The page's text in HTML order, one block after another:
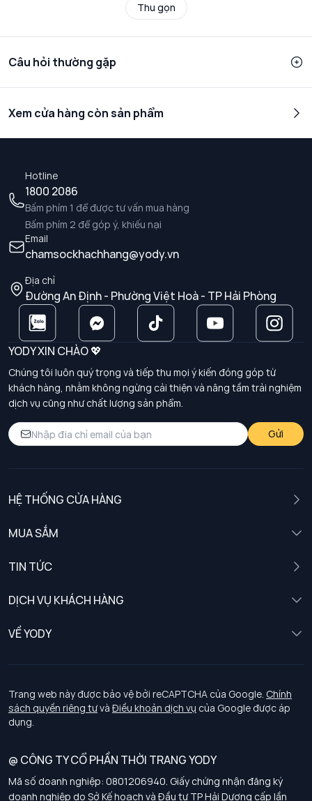
Thu gọn
Câu hỏi thường gặp
Xem cửa hàng còn sản phẩm
Hotline
1800 2086
Bấm phím 1 để được tư vấn mua hàng
Bấm phím 2 để góp ý, khiếu nại
Email
chamsockhachhang@yody.vn
Địa chỉ
Đường An Định - Phường Việt Hoà - TP Hải Phòng
YODY XIN CHÀO 💖
Chúng tôi luôn quý trọng và tiếp thu mọi ý kiến đóng góp từ
khách hàng, nhằm không ngừng cải thiện và nâng tầm trải nghiệm
dịch vụ cũng như chất lượng sản phẩm.
Gửi
HỆ THỐNG CỬA HÀNG
MUA SẮM
TIN TỨC
DỊCH VỤ KHÁCH HÀNG
Chính sách khách hàng thân thiết
Chính sách bảo vệ dữ liệu cá nhân
Chính sách thanh toán, giao nhận
Chính sách chất lượng và an toàn sức khoẻ nghề nghiệp
Chính sách đơn đồng phục
VỀ YODY
Tuyển dụng
Trang web này được bảo vệ bởi reCAPTCHA của Google. Chính
sách quyền riêng tưvà Điều khoản dịch vụ của Google được áp
dụng.
@ CÔNG TY CỔ PHẦN THỜI TRANG YODY
Mã số doanh nghiệp: 0801206940. Giấy chứng nhận đăng ký
doanh nghiệp do Sở Kế hoạch và Đầu tư TP Hải Dương cấp lần